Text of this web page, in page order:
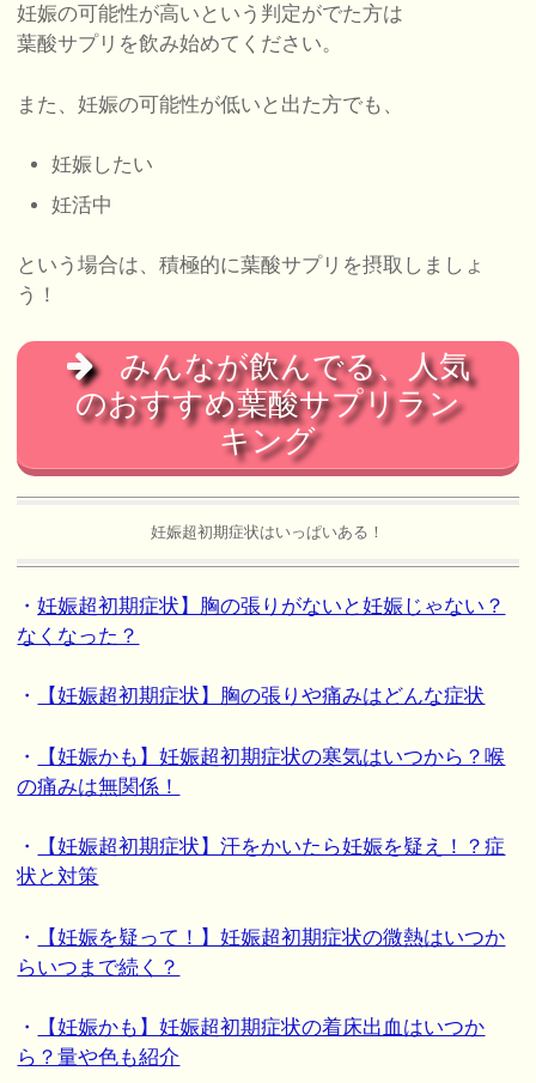
妊娠の可能性が高いという判定がでた方は
葉酸サプリを飲み始めてください。
また、妊娠の可能性が低いと出た方でも、
妊娠したい
妊活中
という場合は、積極的に葉酸サプリを摂取しましょ
う！
みんなが飲んでる、人気
のおすすめ葉酸サプリラン
キング
妊娠超初期症状はいっぱいある！
・妊娠超初期症状】胸の張りがないと妊娠じゃない？
なくなった？
・ 【妊娠超初期症状】胸の張りや痛みはどんな症状
・
【妊娠かも】妊娠超初期症状の寒気はいつから？喉
の痛みは無関係！
・
【妊娠超初期症状】汗をかいたら妊娠を疑え！？症
状と対策
・
【妊娠を疑って！】妊娠超初期症状の微熱はいつか
らいつまで続く？
・
【妊娠かも】妊娠超初期症状の着床出血はいつか
ら？量や色も紹介